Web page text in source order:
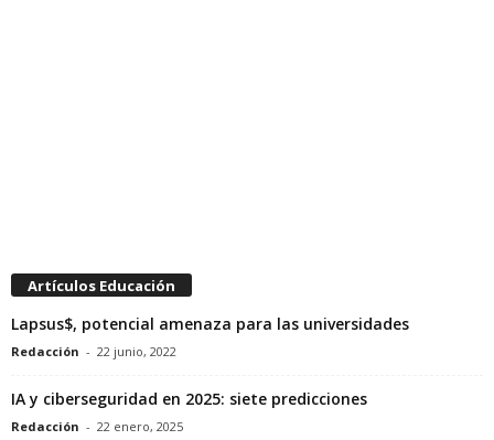
Artículos Educación
Lapsus$, potencial amenaza para las universidades
Redacción - 22 junio, 2022
IA y ciberseguridad en 2025: siete predicciones
Redacción - 22 enero, 2025